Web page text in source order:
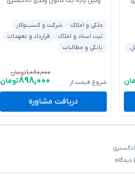
ملکی و املاک
شرکت و کسب‌وکار
ثبت اسناد و املاک
قرارداد و تعهدات
بانکی و مطالبات
شروع قیمت از
۱,۰۸۰,۰۰۰تومان
۸۹۸,۰۰۰تومان
دریافت مشاوره
دیدگاه